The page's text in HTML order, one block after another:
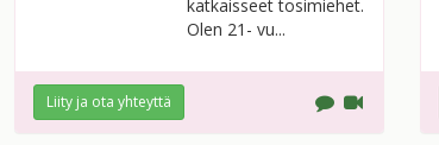
katkaisseet tosimiehet.
Olen 21- vu...
Liity ja ota yhteyttä